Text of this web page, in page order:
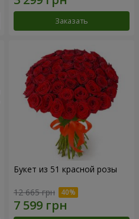
Заказать
Букет из 51 красной розы
12 665 грн